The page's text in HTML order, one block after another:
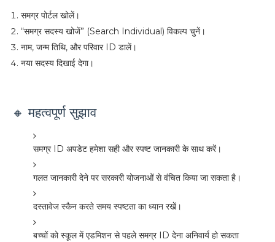
समग्र पोर्टल खोलें।
“समग्र सदस्य खोजें” (Search Individual) विकल्प चुनें।
नाम, जन्म तिथि, और परिवार ID डालें।
नया सदस्य दिखाई देगा।
🔸 महत्वपूर्ण सुझाव
समग्र ID अपडेट हमेशा सही और स्पष्ट जानकारी के साथ करें।
गलत जानकारी देने पर सरकारी योजनाओं से वंचित किया जा सकता है।
दस्तावेज स्कैन करते समय स्पष्टता का ध्यान रखें।
बच्चों को स्कूल में एडमिशन से पहले समग्र ID देना अनिवार्य हो सकता